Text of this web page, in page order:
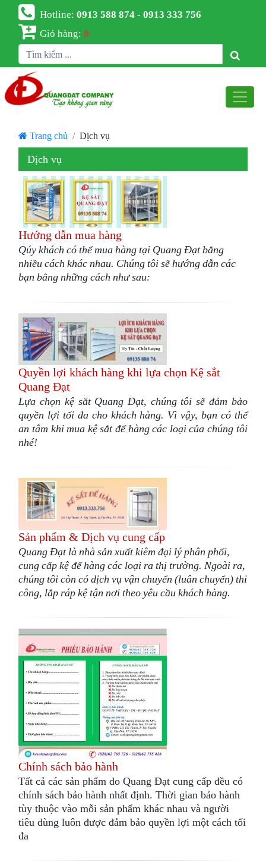
Hotline:0913 588 874 - 0913 333 756
Giỏ hàng:0
Trang chủ Dịch vụ
Dịch vụ
Hướng dẫn mua hàng
Qúy khách có thể mua hàng tại Quang Đạt bằng
nhiều cách khác nhau. Chúng tôi sẽ hướng dẫn các
bạn bằng những cách như sau:
Quyền lợi khách hàng khi lựa chọn Kệ sắt
Quang Đạt
Lựa chọn kệ sắt Quang Đạt, chúng tôi sẽ đảm bảo
quyền lợi tối đa cho khách hàng. Vì vậy, bạn có thể
an tâm khi mua kệ sắt để hàng các loại của chúng tôi
nhé!
Sản phẩm & Dịch vụ cung cấp
Quang Đạt là nhà sản xuất kiêm đại lý phân phối,
cung cấp kệ để hàng các loại ra thị trường. Ngoài ra,
chúng tôi còn có dịch vụ vận chuyển (luân chuyển) thi
công, lắp ráp kệ tận nơi theo yêu cầu khách hàng.
Chính sách bảo hành
Tất cả các sản phẩm do Quang Đạt cung cấp đều có
chính sách bảo hành nhất định. Thời gian bảo hành
tùy thuộc vào mỗi sản phẩm khác nhau và người
tiêu dùng luôn được đảm bảo quyền lợi một cách tối
đa